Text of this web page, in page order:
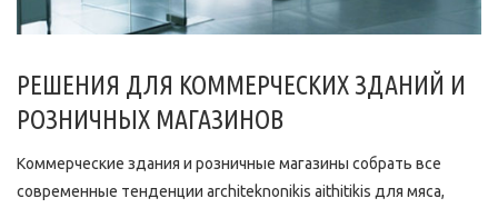
РЕШЕНИЯ ДЛЯ КОММЕРЧЕСКИХ ЗДАНИЙ И
РОЗНИЧНЫХ МАГАЗИНОВ
Коммерческие здания и розничные магазины собрать все
современные тенденции architeknonikis aithitikis для мяса,